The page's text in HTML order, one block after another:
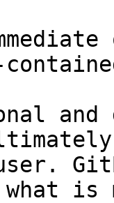
and
what